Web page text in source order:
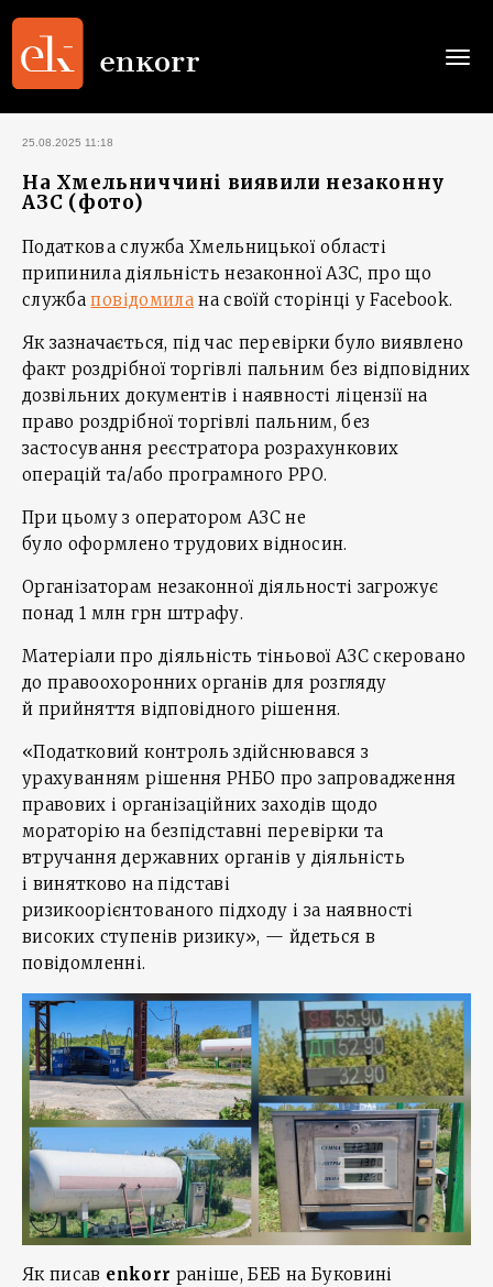
25.08.2025 11:18
На Хмельниччині виявили незаконну
АЗС (фото)
Податкова служба Хмельницької області
припинила діяльність незаконної АЗС, про що
службаповідомилана своїй сторінці у Facebook.
Як зазначається, під час перевірки було виявлено
факт роздрібної торгівлі пальним без відповідних
дозвільних документів і наявності ліцензії на
право роздрібної торгівлі пальним, без
застосування реєстратора розрахункових
операцій та/або програмного РРО.
При цьому з оператором АЗС не
було оформлено трудових відносин.
Організаторам незаконної діяльності загрожує
понад 1 млн грн штрафу.
Матеріали про діяльність тіньової АЗС скеровано
до правоохоронних органів для розгляду
й прийняття відповідного рішення.
«Податковий контроль здійснювався з
урахуванням рішення РНБО про запровадження
правових і організаційних заходів щодо
мораторію на безпідставні перевірки та
втручання державних органів у діяльність
і винятково на підставі
ризикоорієнтованого підходу і за наявності
високих ступенів ризику», — йдеться в
повідомленні.
Як писав enkorr раніше, БЕБ на Буковині